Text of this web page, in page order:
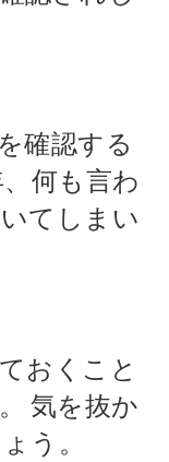
確認する
何も言わ
てしまい
おくこと
気を抜か
う。